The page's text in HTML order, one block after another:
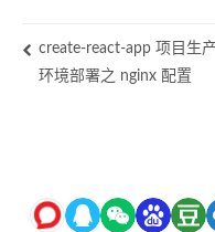
create-react-app 项目生产
环境部署之 nginx 配置